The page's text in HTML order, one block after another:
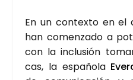
En un con­tex­to en el
han comen­za­do a
con la inclu­sión
cas, la espa­ño­la